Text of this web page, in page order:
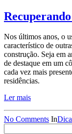
Nos últimos anos, o
característico de
construção. Seja em
de destaque em um
cada vez mais
residências.
Ler mais
No Comments In